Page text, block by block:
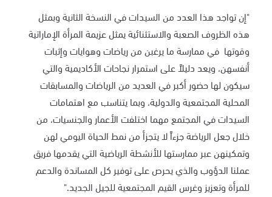
"إن تواجد هذا العدد من السيدات في النسخة الثانية وبمثل
هذه الظروف الصعبة والاستثنائية يمثل عزيمة المرأة الإماراتية
وقوتها في ممارسة ما يرغبن من رياضات وهوايات وإثبات
أنفسهن، ويعد دليلاً على استمرار نجاحات الأكاديمية والتي
سيكون لها حضور أكبر في العديد من الرياضات والمسابقات
المحلية المجتمعية والدولية، وبما يتناسب مع اهتمامات
السيدات في المجتمع مهما اختلفت الأعمار والجنسيات، من
خلال جعل الرياضة جزءاً لا يتجزأ من نمط الحياة اليومي لهن
وتمكينهن عبر ممارستها للأنشطة الرياضية التي يقدمها فريق
عملنا الدؤوب والذي يحرص على توفير كل المساندة والدعم
للمرأة وتعزيز وغرس القيم المجتمعية للجيل الجديد."